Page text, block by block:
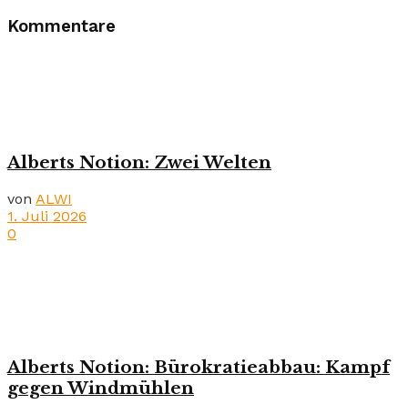
Kommentare
Alberts Notion: Zwei Welten
von ALWI
1. Juli 2026
0
Alberts Notion: Bürokratieabbau: Kampf
gegen Windmühlen